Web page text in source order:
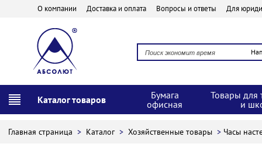
О компании Доставка и оплата Вопросы и ответы Для
Каталог товаров
Бумага
офисная
Товары для
и
Главная страница > Каталог > Хозяйственные товары > Часы